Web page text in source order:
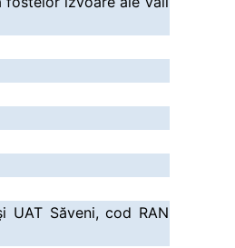
UAT Săveni, cod RAN